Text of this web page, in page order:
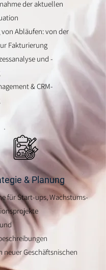
der aktuellen
Abläufen: von der
Fakturierung
und -
& CRM-
& Planung
für Start-ups, Wachstums-
Geschäftsnischen